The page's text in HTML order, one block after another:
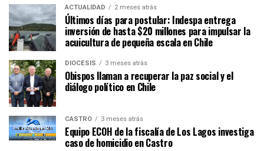
ACTUALIDAD 2 meses atrás
Últimos días para postular: Indespa entrega
inversión de hasta $20 millones para impulsar la
acuicultura de pequeña escala en Chile
DIÓCESIS 3 meses atrás
Obispos llaman a recuperar la paz social y el
diálogo político en Chile
CASTRO 3 meses atrás
Equipo ECOH de la fiscalía de Los Lagos investiga
caso de homicidio en Castro